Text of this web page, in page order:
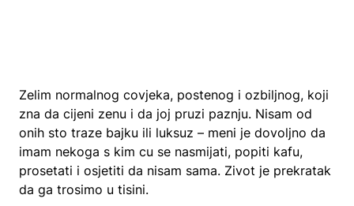
Zelim normalnog covjeka, postenog i ozbiljnog, koji
zna da cijeni zenu i da joj pruzi paznju. Nisam od
onih sto traze bajku ili luksuz – meni je dovoljno da
imam nekoga s kim cu se nasmijati, popiti kafu,
prosetati i osjetiti da nisam sama. Zivot je prekratak
da ga trosimo u tisini.